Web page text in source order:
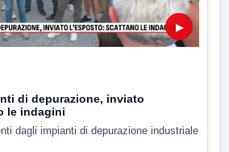
▶
di depurazione, inviato
le indagini
dagli impianti di depurazione industriale